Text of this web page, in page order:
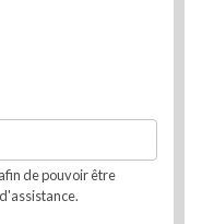
de pouvoir être